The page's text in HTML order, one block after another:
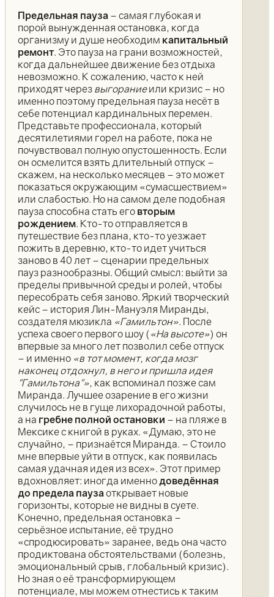
Предельная пауза – самая глубокая и
порой вынужденная остановка, когда
организму и душе необходим капитальный
ремонт. Это пауза на грани возможностей,
когда дальнейшее движение без отдыха
невозможно. К сожалению, часто к ней
приходят через выгораниеили кризис – но
именно поэтому предельная пауза несёт в
себе потенциал кардинальных перемен.
Представьте профессионала, который
десятилетиями горел на работе, пока не
почувствовал полную опустошенность. Если
он осмелится взять длительный отпуск –
скажем, на несколько месяцев – это может
показаться окружающим «сумасшествием»
или слабостью. Но на самом деле подобная
пауза способна стать его вторым
рождением. Кто-то отправляется в
путешествие без плана, кто-то уезжает
пожить в деревню, кто-то идет учиться
заново в 40 лет – сценарии предельных
пауз разнообразны. Общий смысл: выйти за
пределы привычной среды и ролей, чтобы
пересобрать себя заново. Яркий творческий
кейс – история Лин-Мануэля Миранды,
создателя мюзикла «Гамильтон». После
успеха своего первого шоу («На высоте») он
впервые за много лет позволил себе отпуск
– и именно «в тот момент, когда мозг
наконец отдохнул, в него и пришла идея
"Гамильтона"», как вспоминал позже сам
Миранда. Лучшее озарение в его жизни
случилось не в гуще лихорадочной работы,
а на гребне полной остановки – на пляже в
Мексике с книгой в руках. «Думаю, это не
случайно, – признаётся Миранда. – Стоило
мне впервые уйти в отпуск, как появилась
самая удачная идея из всех». Этот пример
вдохновляет: иногда именнодоведённая
до предела паузаоткрывает новые
горизонты, которые не видны в суете.
Конечно, предельная остановка –
серьёзное испытание, её трудно
«спродюсировать» заранее, ведь она часто
продиктована обстоятельствами (болезнь,
эмоциональный срыв, глобальный кризис).
Но зная о её трансформирующем
потенциале, мы можем отнестись к таким